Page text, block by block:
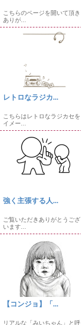
こちらのページを開いて頂き
ありが...
レトロなラジカ...
こちらはレトロなラジカセを
イメー...
強く主張する人...
ご覧いただきありがとうござ
います...
【コンジョ】「...
リアルな「みいちゃん」と呼